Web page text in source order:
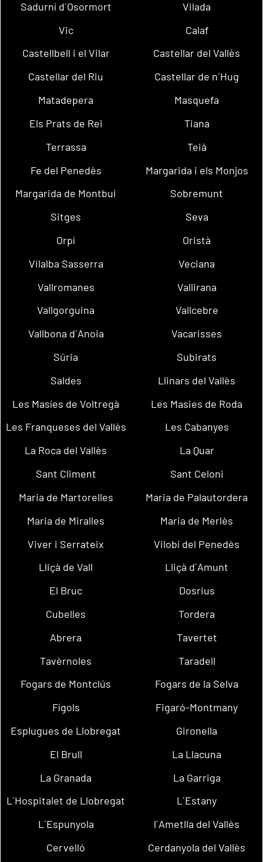
Sadurní d´Osormort
Vilada
Vic
Calaf
Castellbell i el Vilar
Castellar del Vallès
Castellar del Riu
Castellar de n´Hug
Matadepera
Masquefa
Els Prats de Rei
Tiana
Terrassa
Teià
Fe del Penedès
Margarida i els Monjos
Margarida de Montbui
Sobremunt
Sitges
Seva
Orpí
Oristà
Vilalba Sasserra
Veciana
Vallromanes
Vallirana
Vallgorguina
Vallcebre
Vallbona d´Anoia
Vacarisses
Súria
Subirats
Saldes
Llinars del Vallès
Les Masíes de Voltregà
Les Masies de Roda
Les Franqueses del Vallès
Les Cabanyes
La Roca del Vallès
La Quar
Sant Climent
Sant Celoni
Maria de Martorelles
Maria de Palautordera
Maria de Miralles
Maria de Merlès
Viver i Serrateix
Vilobí del Penedès
Lliçà de Vall
Lliçà d´Amunt
El Bruc
Dosrius
Cubelles
Tordera
Abrera
Tavertet
Tavèrnoles
Taradell
Fogars de Montclús
Fogars de la Selva
Fígols
Figaró-Montmany
Esplugues de Llobregat
Gironella
El Brull
La Llacuna
La Granada
La Garriga
L´Hospitalet de Llobregat
L´Estany
L´Espunyola
l´Ametlla del Vallès
Cervelló
Cerdanyola del Vallès